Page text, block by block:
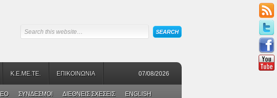
Κ.Ε.ΜΕ.ΤΕ. ΕΠΙΚΟΙΝΩΝΙΑ 07/08/2026
ΣΥΝΔΕΣΜΟΙ ΔΙΕΘΝΕΙΣ ΣΧΕΣΕΙΣ ENGLISH